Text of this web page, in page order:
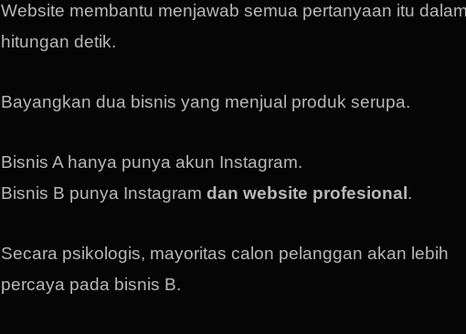
Website membantu menjawab semua pertanyaan itu dalam
hitungan detik.
Bayangkan dua bisnis yang menjual produk serupa.
Bisnis A hanya punya akun Instagram.
Bisnis B punya Instagramdan website profesional .
Secara psikologis, mayoritas calon pelanggan akan lebih
percaya pada bisnis B.